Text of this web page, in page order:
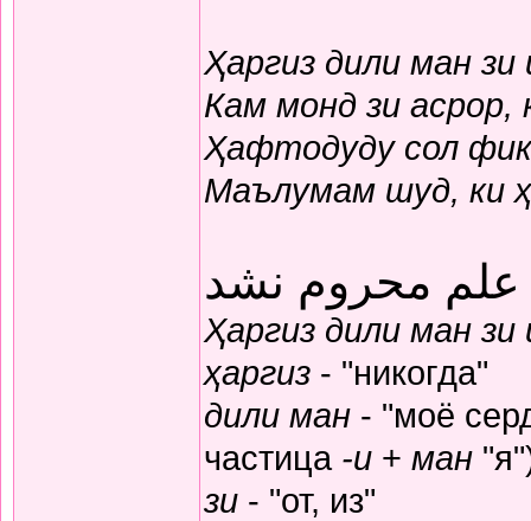
Ҳаргиз дили ман
Кам монд зи
Ҳафтодуду сол
Маълумам шуд, ки
محروم نشد
Ҳаргиз дили ман
ҳаргиз - "никогда"
дили ман - "моё
частица -и + ман
зи - "от, из"